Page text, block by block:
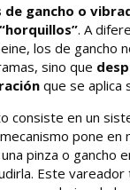
de gancho o
. A
los de gancho
sino que
que se aplica
consiste en un
pone en
pinza o gancho
Este